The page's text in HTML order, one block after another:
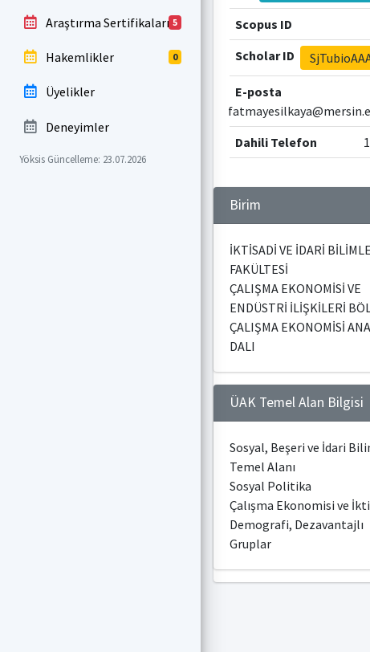
Araştırma Sertifikaları 5
Hakemlikler 0
Üyelikler
Deneyimler
Yöksis Güncelleme: 23.07.2026
Scopus ID
Scholar ID
E-posta
Dahili Telefon
Birim
İKTİSADİ VE İDARİ
FAKÜLTESİ
ÇALIŞMA EKONOMİSİ VE
ENDÜSTRİ İLİŞKİLERİ
ÇALIŞMA EKONOMİSİ
DALI
ÜAK Temel Alan Bilgisi
Sosyal, Beşeri ve İdari
Temel Alanı
Sosyal Politika
Çalışma Ekonomisi ve
Demografi, Dezavantajlı
Gruplar